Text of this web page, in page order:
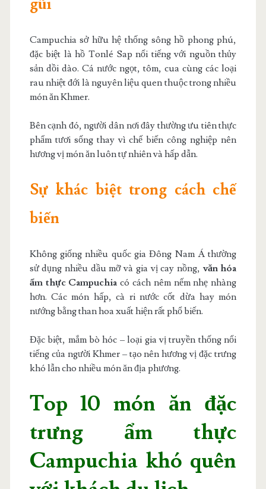
gũi
Campuchia sở hữu hệ thống sông hồ phong phú,
đặc biệt là hồ Tonlé Sap nổi tiếng với nguồn thủy
sản dồi dào. Cá nước ngọt, tôm, cua cùng các loại
rau nhiệt đới là nguyên liệu quen thuộc trong nhiều
món ăn Khmer.
Bên cạnh đó, người dân nơi đây thường ưu tiên thực
phẩm tươi sống thay vì chế biến công nghiệp nên
hương vị món ăn luôn tự nhiên và hấp dẫn.
Sự khác biệt trong cách chế
biến
Không giống nhiều quốc gia Đông Nam Á thường
sử dụng nhiều dầu mỡ và gia vị cay nồng, văn hóa
ẩm thực Campuchiacó cách nêm nếm nhẹ nhàng
hơn. Các món hấp, cà ri nước cốt dừa hay món
nướng bằng than hoa xuất hiện rất phổ biến.
Đặc biệt, mắm bò hóc – loại gia vị truyền thống nổi
tiếng của người Khmer – tạo nên hương vị đặc trưng
khó lẫn cho nhiều món ăn địa phương.
Top 10 món ăn đặc
trưng ẩm thực
Campuchia khó quên